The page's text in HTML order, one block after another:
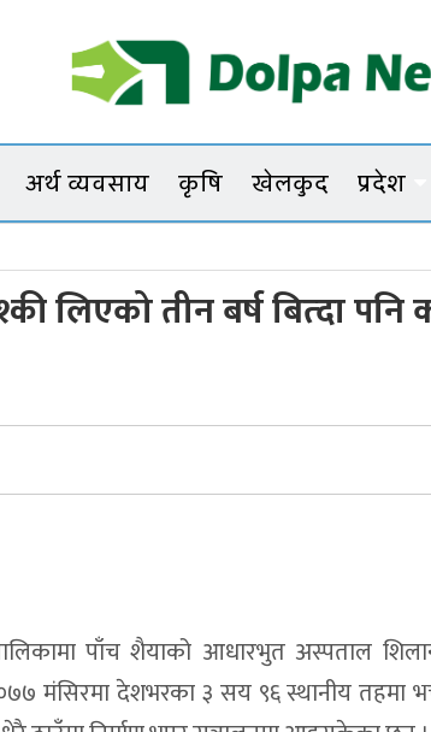
Dolpanews
अर्थ व्यवसाय कृषि खेलकुद प्रदेश
लिएको तीन बर्ष बित्दा
पाँच शैयाको आधारभुत अस्पताल
मंसिरमा देशभरका ३ सय ९६ स्थानीय तहमा